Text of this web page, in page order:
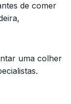
de comer
uma colher